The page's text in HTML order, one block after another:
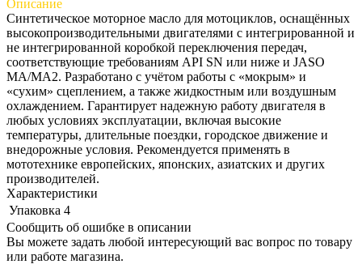
Описание
Синтетическое моторное масло для мотоциклов, оснащённых
высокопроизводительными двигателями с интегрированной и
не интегрированной коробкой переключения передач,
соответствующие требованиям API SN или ниже и JASO
MA/MA2. Разработано с учётом работы с «мокрым» и
«сухим» сцеплением, а также жидкостным или воздушным
охлаждением. Гарантирует надежную работу двигателя в
любых условиях эксплуатации, включая высокие
температуры, длительные поездки, городское движение и
внедорожные условия. Рекомендуется применять в
мототехнике европейских, японских, азиатских и других
производителей.
Характеристики
Упаковка 4
Сообщить об ошибке в описании
Вы можете задать любой интересующий вас вопрос по товару
или работе магазина.